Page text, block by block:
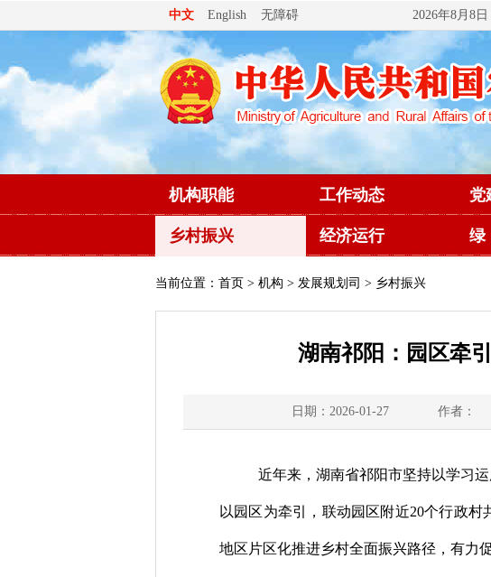
中文 English 无障碍 2026年8月8
机构职能 工作动态 党
乡村振兴 经济运行
当前位置： 首页 > 机构 > 发展规划司 > 乡村振兴
湖南祁阳：园区牵
日期：2026-01-27 作者：
近年来， 湖南省祁阳市坚持以学习
以园区为牵引，联动园区附近20个行政村
地区 片区化推进乡村全面振兴路径 ， 有力